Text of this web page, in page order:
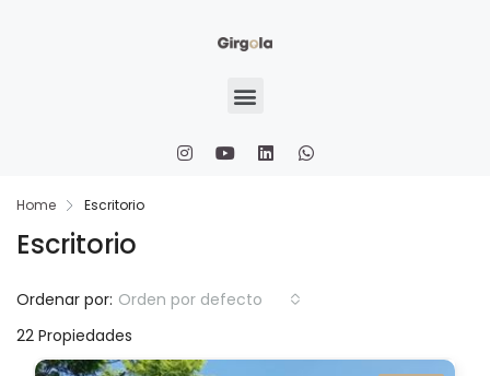
Home Escritorio
Escritorio
22 Propiedades
Ordenar por: Orden por defecto